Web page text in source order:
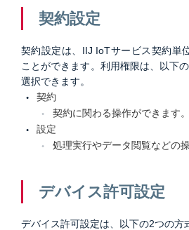
契約設定
契約設定は、IIJ IoTサービス契約単
ことができます。利用権限は、以下
選択できます。
契約
契約に関わる操作ができます。
設定
処理実行やデータ閲覧などの
デバイス許可設定
デバイス許可設定は、以下の2つの方